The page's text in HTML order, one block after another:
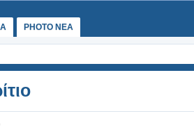
PHOTO NEA